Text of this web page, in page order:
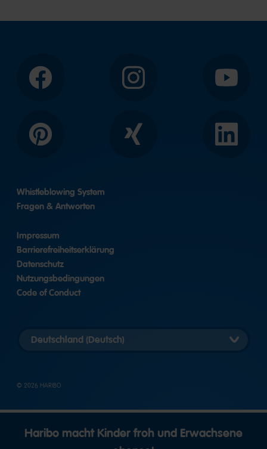
Facebook Instagram YouTube
Pinterest Xing LinkedIn
Whistleblowing System
Fragen & Antworten
Impressum
Barrierefreiheitserklärung
Datenschutz
Nutzungsbedingungen
Code of Conduct
auswählen
© 2026 HARIBO
Haribo macht Kinder froh und Erwachsene